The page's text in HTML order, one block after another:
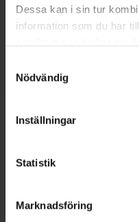
Dessa kan i sin tur
information som du har
återkalla ditt samtycke
cookieinställningar. Ett
lagligheten av
Nödvändig
Inställningar
Statistik
Marknadsföring
Brun utan sol 200 ml
Köp Bronza